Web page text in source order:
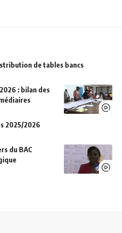
de tables bancs
: bilan des
2025/2026
du BAC